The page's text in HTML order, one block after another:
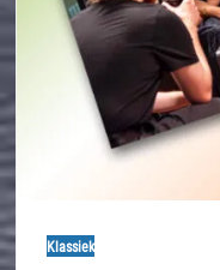
Klassiek